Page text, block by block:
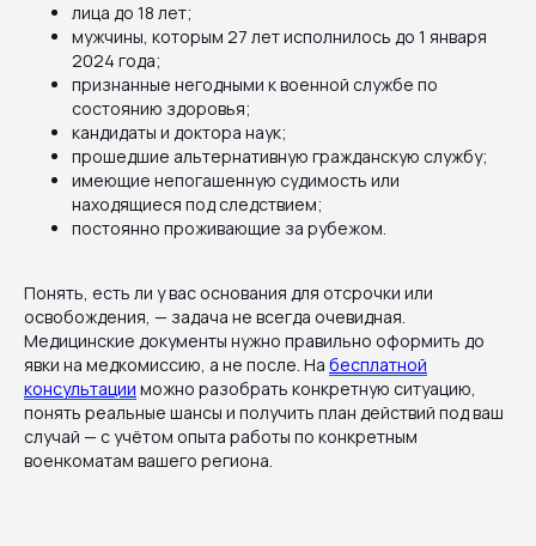
лица до 18 лет;
мужчины, которым 27 лет исполнилось до 1 января
2024 года;
признанные негодными к военной службе по
состоянию здоровья;
кандидаты и доктора наук;
прошедшие альтернативную гражданскую службу;
имеющие непогашенную судимость или
находящиеся под следствием;
постоянно проживающие за рубежом.
Понять, есть ли у вас основания для отсрочки или
освобождения, — задача не всегда очевидная.
Медицинские документы нужно правильно оформить до
явки на медкомиссию, а не после. На бесплатной
консультации можно разобрать конкретную ситуацию,
понять реальные шансы и получить план действий под ваш
случай — с учётом опыта работы по конкретным
военкоматам вашего региона.